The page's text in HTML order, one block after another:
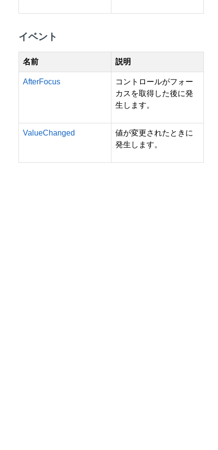
イベント
名前 説明
AfterFocus
コントロールがフォー
カスを取得した後に発
生します。
ValueChanged
値が変更されたときに
発生します。